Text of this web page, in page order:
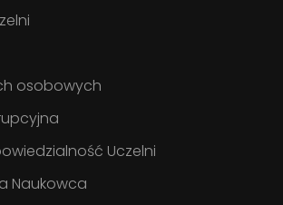
osobowych
Uczelni
Naukowca